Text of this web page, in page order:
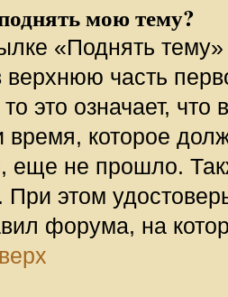
мою тему?
«Поднять
верхнюю часть
это означает,
время, которое
еще не прошло.
При этом
форума, на